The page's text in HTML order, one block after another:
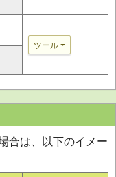
ツール
合は、以下のイメー